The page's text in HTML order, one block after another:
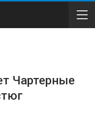
Чартерные